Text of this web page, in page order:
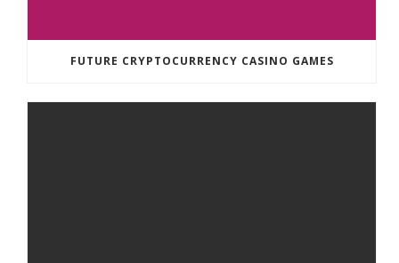
FUTURE CRYPTOCURRENCY CASINO GAMES